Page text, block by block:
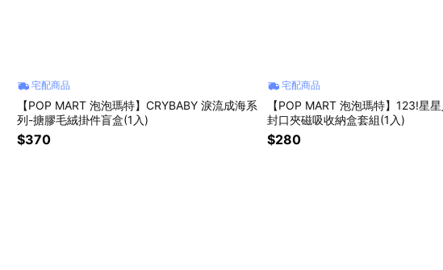
宅配商品
【POP MART 泡泡瑪特】CRYBABY 淚流成海系
列-搪膠毛絨掛件盲盒(1入)
$370
宅配商品
【POP MART 泡泡瑪特】123!星
封口夾磁吸收納盒套組(1入)
$280